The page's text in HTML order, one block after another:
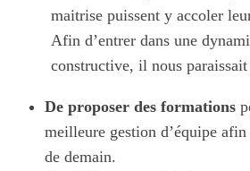
maitrise puissent y accoler
Afin d’entrer dans une
constructive, il nous
De proposer des formations
meilleure gestion d’équipe
de demain.